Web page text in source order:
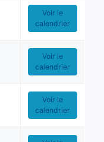
Voir le
calendrier
Voir le
calendrier
Voir le
calendrier